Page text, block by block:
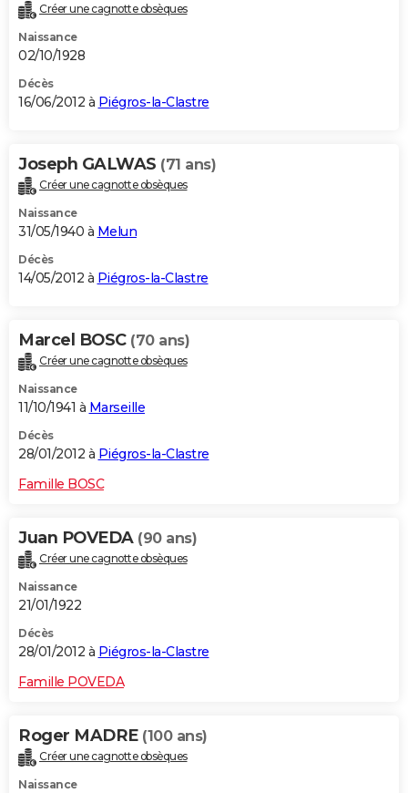
Créer une cagnotte obsèques
Naissance
02/10/1928
Décès
16/06/2012 à Piégros-la-Clastre
Joseph GALWAS (71 ans)
Créer une cagnotte obsèques
Naissance
31/05/1940 à Melun
Décès
14/05/2012 à Piégros-la-Clastre
Marcel BOSC (70 ans)
Créer une cagnotte obsèques
Naissance
11/10/1941 à Marseille
Décès
28/01/2012 à Piégros-la-Clastre
Famille BOSC
Juan POVEDA (90 ans)
Créer une cagnotte obsèques
Naissance
21/01/1922
Décès
28/01/2012 à Piégros-la-Clastre
Famille POVEDA
Roger MADRE (100 ans)
Créer une cagnotte obsèques
Naissance